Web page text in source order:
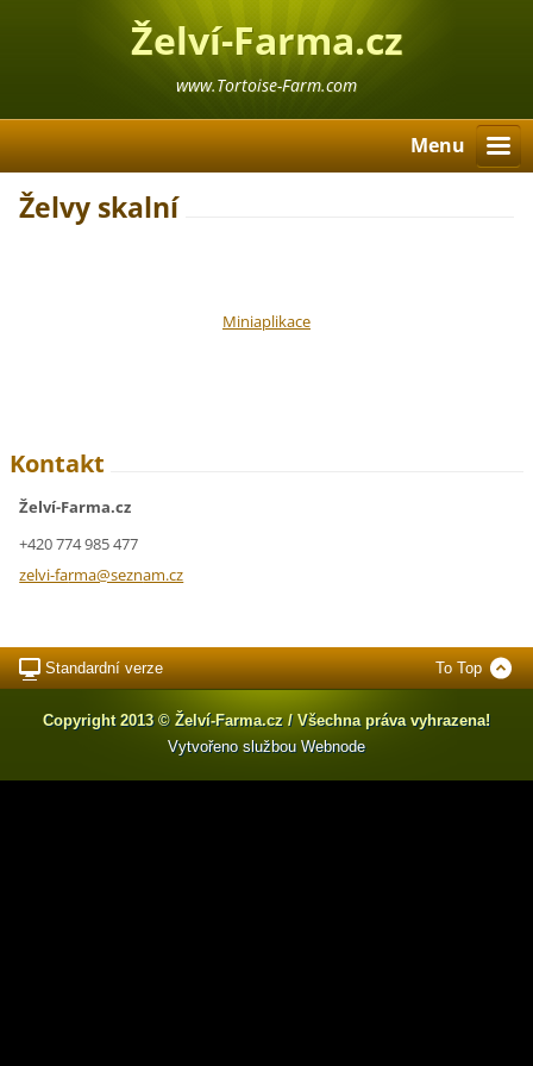
Želví-Farma.cz
www.Tortoise-Farm.com
Menu
Želvy skalní
Miniaplikace
Kontakt
Želví-Farma.cz
+420 774 985 477
zelvi-farma@seznam.cz
Standardní verze To Top
Copyright 2013 © Želví-Farma.cz / Všechna práva vyhrazena!
Vytvořeno službou Webnode